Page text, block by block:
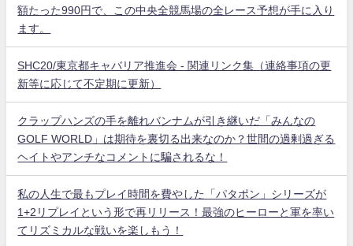
額たった990円で、この中央全競馬場の全レース予想が手に入り
ます。
SHC20/東京都キャバリア推進会 - 関連リンク集（連絡事項の更
新等に応じて不定期に更新）
クラップハンズの手を離れバンナムが引き継いだ「みんなの
GOLF WORLD」は期待を裏切る出来なのか？世間の過剰過ぎる
ヘイトやアンチなコメントに騙されるな！
私の人生で最もプレイ時間を費やした「パタポン」シリーズが
1+2リプレイという形で再リリース！最強のヒーローと軍を率い
てリズミカルな戦いを楽しもう！